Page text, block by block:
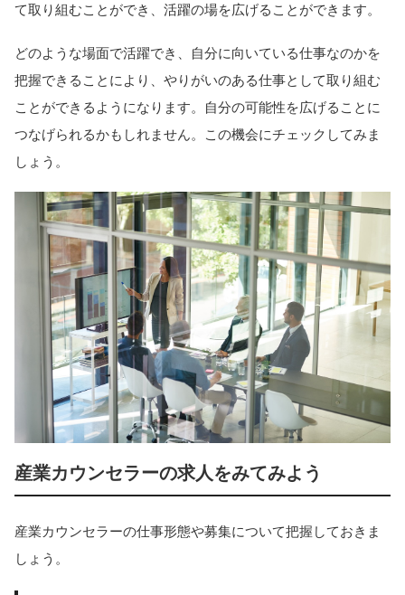
て取り組むことができ、活躍の場を広げることができます。
どのような場面で活躍でき、自分に向いている仕事なのかを
把握できることにより、やりがいのある仕事として取り組む
ことができるようになります。自分の可能性を広げることに
つなげられるかもしれません。この機会にチェックしてみま
しょう。
産業カウンセラーの求人をみてみよう
産業カウンセラーの仕事形態や募集について把握しておきま
しょう。